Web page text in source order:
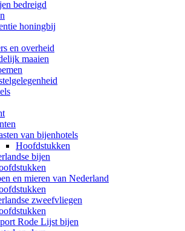
bedreigd
honingbij
en overheid
maaien
van bijenhotels
Hoofdstukken
bijen
en mieren van Nederland
zweefvliegen
Rode Lijst bijen